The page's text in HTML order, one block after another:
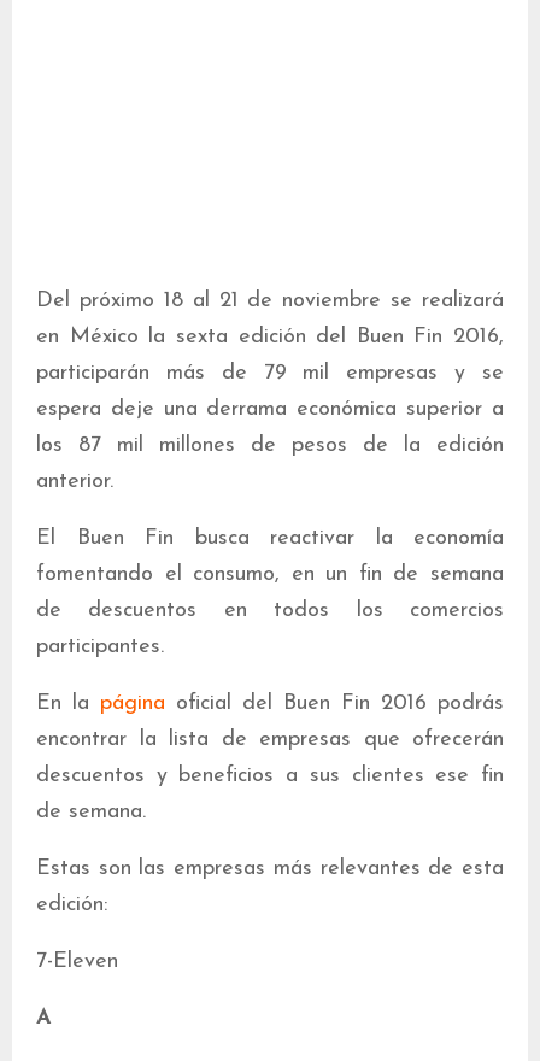
Del próximo 18 al 21 de noviembre se realizará
en México la sexta edición del Buen Fin 2016,
participarán más de 79 mil empresas y se
espera deje una derrama económica superior a
los 87 mil millones de pesos de la edición
anterior.
El Buen Fin busca reactivar la economía
fomentando el consumo, en un fin de semana
de descuentos en todos los comercios
participantes.
En la página oficial del Buen Fin 2016 podrás
encontrar la lista de empresas que ofrecerán
descuentos y beneficios a sus clientes ese fin
de semana.
Estas son las empresas más relevantes de esta
edición:
7-Eleven
A